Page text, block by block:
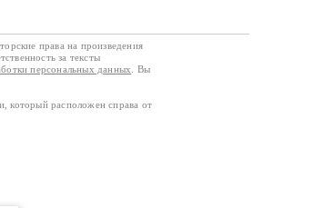
права на произведения
за тексты
персональных данных
. Вы
который расположен справа от